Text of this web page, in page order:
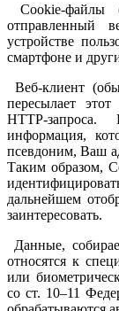
Cookie-файлы
отправленный
устройстве
смартфоне и
Веб-клиент
пересылает
HTTP-
информация,
псевдоним, Ваш
Таким образом,
дальнейшем
заинтересовать.
Данные,
относятся к
или
со ст. 10–11